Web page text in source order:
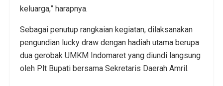
keluarga,” harapnya.
Sebagai penutup rangkaian kegiatan, dilaksanakan
pengundian lucky draw dengan hadiah utama berupa
dua gerobak UMKM Indomaret yang diundi langsung
oleh Plt Bupati bersama Sekretaris Daerah Amril.